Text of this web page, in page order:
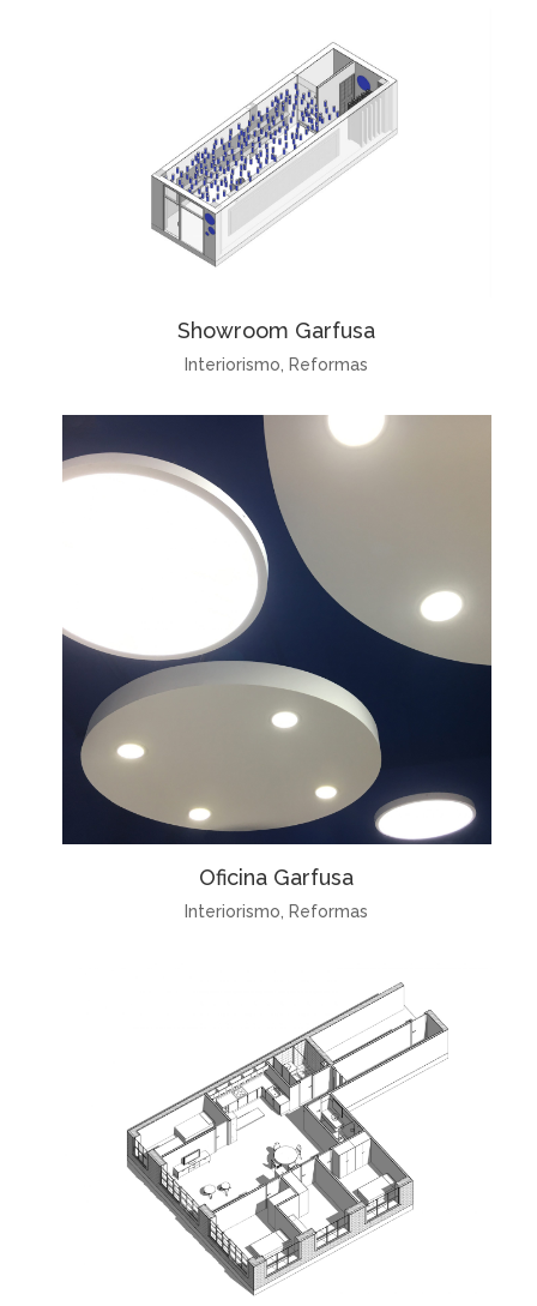
Showroom Garfusa
Interiorismo, Reformas
Oficina Garfusa
Interiorismo, Reformas